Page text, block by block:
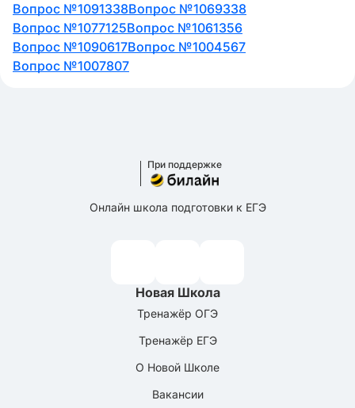
Вопрос №1091338Вопрос №1069338
Вопрос №1077125Вопрос №1061356
Вопрос №1090617Вопрос №1004567
Вопрос №1007807
При поддержке
Онлайн школа подготовки к ЕГЭ
Новая Школа
Тренажёр ОГЭ
Тренажёр ЕГЭ
О Новой Школе
Вакансии